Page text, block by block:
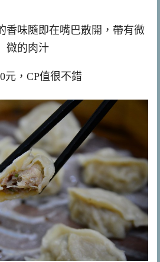
香味隨即在嘴巴散開，帶有微
微的肉汁
元，CP值很不錯